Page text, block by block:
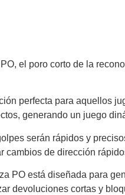
el poro corto de la
perfecta para aquellos
generando un juego
serán rápidos y
cambios de dirección
PO está diseñada para
devoluciones cortas y